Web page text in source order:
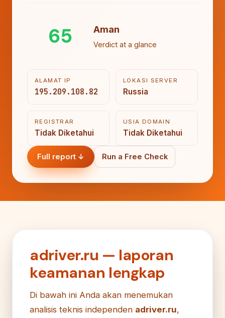
65 Aman
Verdict at a glance
ALAMAT IP
195.209.108.82
LOKASI SERVER
Russia
REGISTRAR
Tidak Diketahui
USIA DOMAIN
Tidak Diketahui
Full report ↓ Run a Free Check
adriver.ru — laporan
keamanan lengkap
Di bawah ini Anda akan menemukan
analisis teknis independen adriver.ru,